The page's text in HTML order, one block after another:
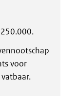
voor